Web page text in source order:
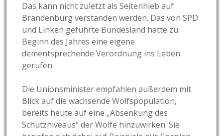
Das kann nicht zuletzt als Seitenhieb auf
Brandenburg verstanden werden. Das von SPD
und Linken geführte Bundesland hatte zu
Beginn des Jahres eine eigene
dementsprechende Verordnung ins Leben
gerufen.
Die Unionsminister empfahlen außerdem mit
Blick auf die wachsende Wolfspopulation,
bereits heute auf eine „Absenkung des
Schutzniveaus“ der Wölfe hinzuwirken. Sie